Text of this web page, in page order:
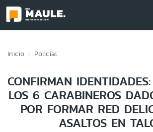
Inicio Policial
CONFIRMAN
LOS 6 CARABINEROS
POR FORMAR RED
ASALTOS EN